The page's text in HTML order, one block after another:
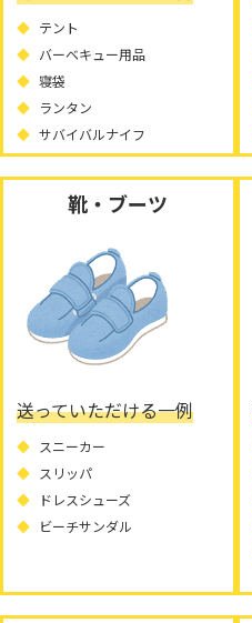
テント
バーベキュー用品
寝袋
ランタン
サバイバルナイフ
靴・ブーツ
送っていただける一例
スニーカー
スリッパ
ドレスシューズ
ビーチサンダル